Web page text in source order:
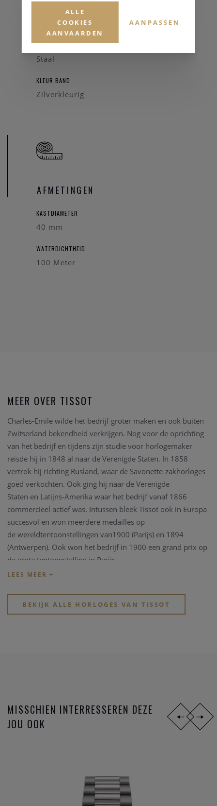
Saffierglas
HORLOGEBAND
Staal
KLEUR BAND
Zilverkleurig
AFMETINGEN
KASTDIAMETER
40 mm
WATERDICHTHEID
100 Meter
MEER OVER TISSOT
Charles-Emile wilde het bedrijf groter maken en ook buiten
Zwitserland bekendheid verkrijgen. Nog voor de oprichting
van het bedrijf en tijdens zijn studie voor horlogemaker
reisde hij in 1848 al naar de Verenigde Staten. In 1858
vertrok hij richting Rusland, waar de Savonette-zakhorloges
goed verkochten. Ook ging hij naar de Verenigde
Staten en Latijns-Amerika waar het bedrijf vanaf 1866
commercieel actief was. Intussen bleek Tissot ook in Europa
succesvol en won meerdere medailles op
de wereldtentoonstellingen van1900 (Parijs) en 1894
(Antwerpen). Ook won het bedrijf in 1900 een grand prix op
de grote tentoonstelling in Parijs.
In 1930 ging Tissot samenwerken met Omega en de Tissot-
Sinds 1983 is Tissot onderdeel van de Swatch Group en met
BEKIJK ALLE HORLOGES VAN TISSOT
MISSCHIEN INTERRESSEREN DEZE
JOU OOK
ALLE
COOKIES
AANVAARDEN
AANPASSEN